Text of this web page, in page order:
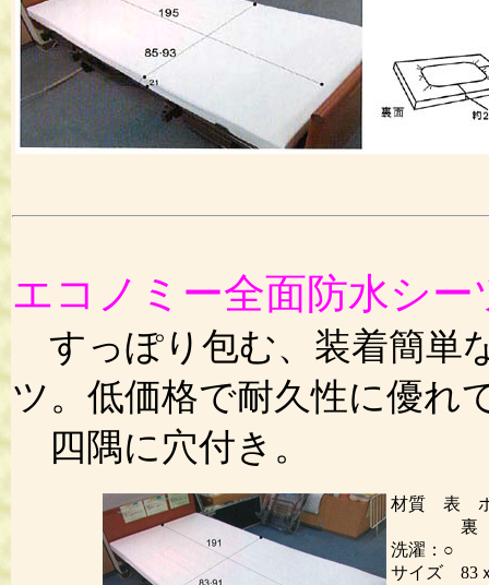
エコノミー全面防水シー
すっぽり包む、装着簡単
ツ。低価格で耐久性に優れ
四隅に穴付き。
材質 表
裏 ポリ
洗濯：○
サイズ 83